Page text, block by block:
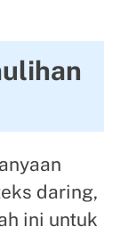
daring,
ini untuk